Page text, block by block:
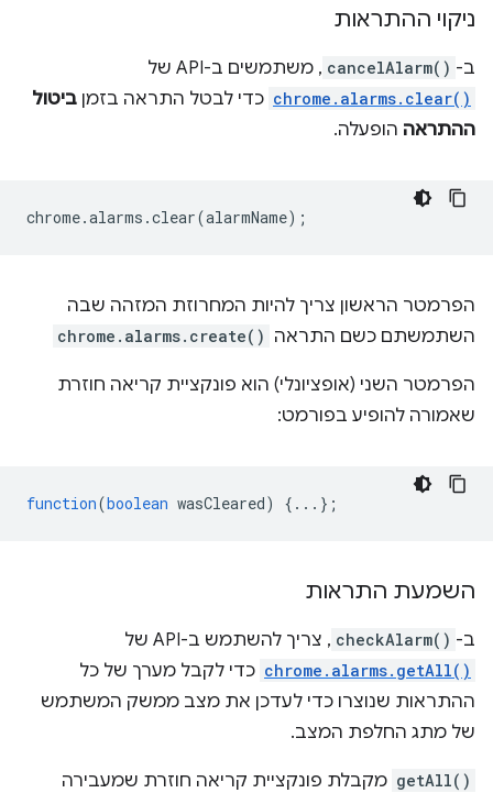
ניקוי ההתראות
ב- cancelAlarm() , משתמשים ב-API של
chrome.alarms.clear() כדי לבטל התראה בזמן ביטול
ההתראה הופעלה.
chrome.alarms .clear(alarmName);
הפרמטר הראשון צריך להיות המחרוזת המזהה שבה
השתמשתם כשם התראה chrome.alarms.create()
הפרמטר השני (אופציונלי) הוא פונקציית קריאה חוזרת
שאמורה להופיע בפורמט:
function(boolean wasCleared) {...};
השמעת התראות
ב- checkAlarm() , צריך להשתמש ב-API של
chrome.alarms.getAll() כדי לקבל מערך של כל
ההתראות שנוצרו כדי לעדכן את מצב ממשק המשתמש
של מתג החלפת המצב.
getAll() מקבלת פונקציית קריאה חוזרת שמעבירה